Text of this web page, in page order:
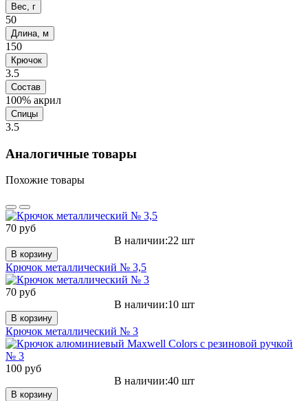
Вес, г
50
Длина, м
150
Крючок
3.5
Состав
100% акрил
Спицы
3.5
Аналогичные товары
Похожие товары
70 руб
В наличии:22 шт
В корзину
Крючок металлический № 3,5
70 руб
В наличии:10 шт
В корзину
Крючок металлический № 3
100 руб
В наличии:40 шт
В корзину